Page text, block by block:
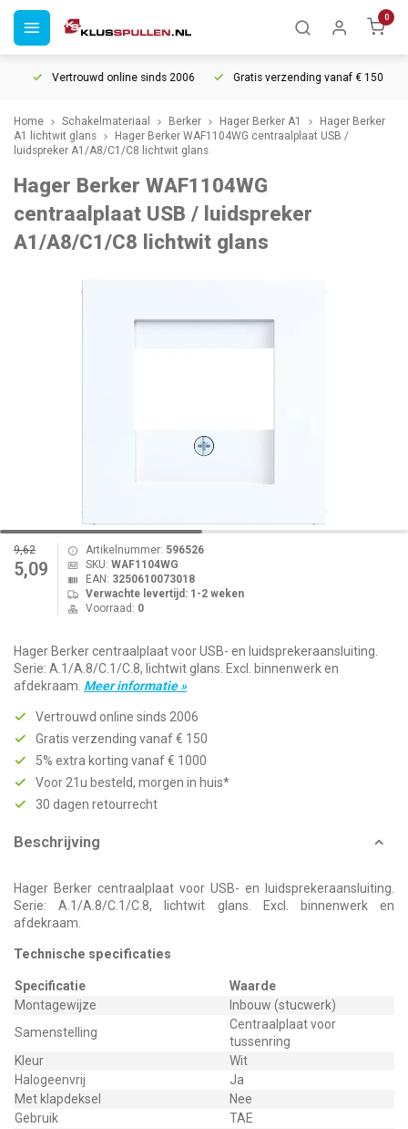
0
Vertrouwd online sinds 2006 Gratis verzending vanaf € 150
Home Schakelmateriaal Berker Hager Berker A1
Hager Berker
A1 lichtwit glans
Hager Berker WAF1104WG centraalplaat USB /
luidspreker A1/A8/C1/C8 lichtwit glans
Hager Berker WAF1104WG
centraalplaat USB / luidspreker
A1/A8/C1/C8 lichtwit glans
9,62
5,09
Artikelnummer: 596526
SKU: WAF1104WG
EAN: 3250610073018
Verwachte levertijd: 1-2 weken
Voorraad: 0
Hager Berker centraalplaat voor USB- en luidsprekeraansluiting.
Serie: A.1/A.8/C.1/C.8, lichtwit glans. Excl. binnenwerk en
afdekraam. Meer informatie »
Vertrouwd online sinds 2006
Gratis verzending vanaf € 150
5% extra korting vanaf € 1000
Voor 21u besteld, morgen in huis*
30 dagen retourrecht
Beschrijving
Hager Berker centraalplaat voor USB- en luidsprekeraansluiting.
Serie: A.1/A.8/C.1/C.8, lichtwit glans. Excl. binnenwerk en
afdekraam.
Technische specificaties
Specificatie
Waarde
Montagewijze
Inbouw (stucwerk)
Samenstelling
Centraalplaat voor
tussenring
Kleur
Wit
Halogeenvrij
Ja
Met klapdeksel
Nee
Gebruik
TAE